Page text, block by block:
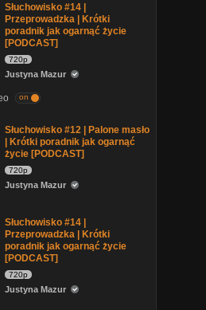
Słuchowisko #14 |
Przeprowadzka | Krótki
poradnik jak ogarnąć życie
[PODCAST]
720p
Justyna Mazur
on
Słuchowisko #12 | Palone masło
| Krótki poradnik jak ogarnąć
życie [PODCAST]
720p
Justyna Mazur
Słuchowisko #14 |
Przeprowadzka | Krótki
poradnik jak ogarnąć życie
[PODCAST]
720p
Justyna Mazur